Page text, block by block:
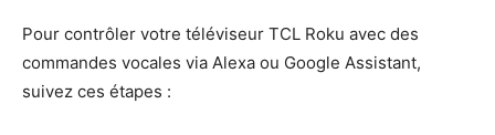
Pour contrôler votre téléviseur TCL Roku avec des
commandes vocales via Alexa ou Google Assistant,
suivez ces étapes :